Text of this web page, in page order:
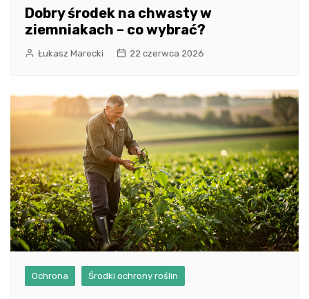
Dobry środek na chwasty w
ziemniakach – co wybrać?
Łukasz Marecki 22 czerwca 2026
Ochrona Środki ochrony roślin